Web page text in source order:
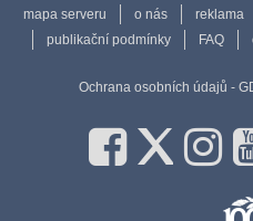
mapa serveru o nás reklama
publikační podmínky
FAQ
Ochrana osobních údajů -